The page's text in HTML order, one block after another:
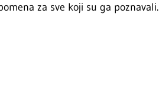
za sve koji su ga poznavali.